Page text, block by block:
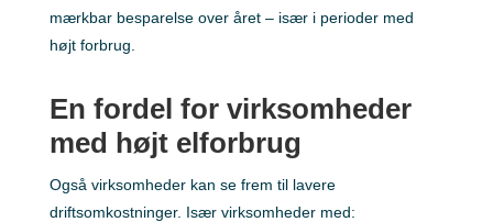
mærkbar besparelse over året – især i perioder med
højt forbrug.
En fordel for virksomheder
med højt elforbrug
Også virksomheder kan se frem til lavere
driftsomkostninger. Især virksomheder med: